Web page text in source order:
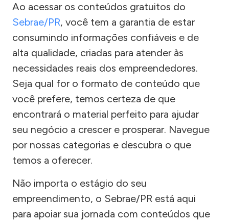
Ao acessar os conteúdos gratuitos do
Sebrae/PR, você tem a garantia de estar
consumindo informações confiáveis e de
alta qualidade, criadas para atender às
necessidades reais dos empreendedores.
Seja qual for o formato de conteúdo que
você prefere, temos certeza de que
encontrará o material perfeito para ajudar
seu negócio a crescer e prosperar. Navegue
por nossas categorias e descubra o que
temos a oferecer.
Não importa o estágio do seu
empreendimento, o Sebrae/PR está aqui
para apoiar sua jornada com conteúdos que